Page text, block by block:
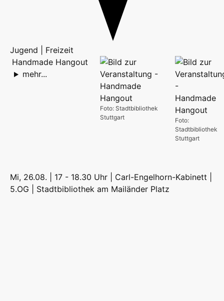
Jugend | Freizeit
Foto:
Stadtbibliothek
Stuttgart
Foto: Stadtbibliothek
Stuttgart
Handmade Hangout
mehr...
Mi, 26.08. | 17 - 18.30 Uhr | Carl-Engelhorn-Kabinett |
5.OG | Stadtbibliothek am Mailänder Platz